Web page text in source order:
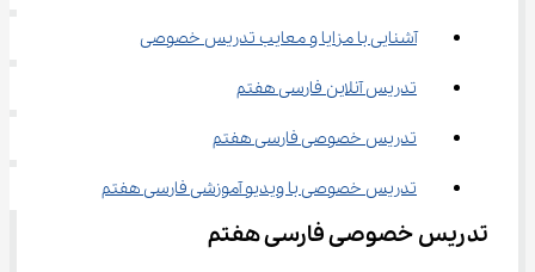
آشنایی با مزایا و معایب تدریس خصوصی
تدریس آنلاین فارسی هفتم
تدریس خصوصی فارسی هفتم
تدریس خصوصی با ویدیو آموزشی فارسی هفتم
تدریس خصوصی فارسی هفتم